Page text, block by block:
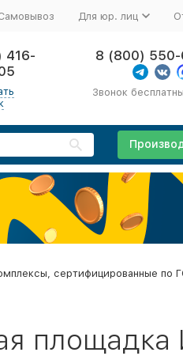
Для юр. лиц
416-
8 (800)
Звонок
сертифицированные по
площадка